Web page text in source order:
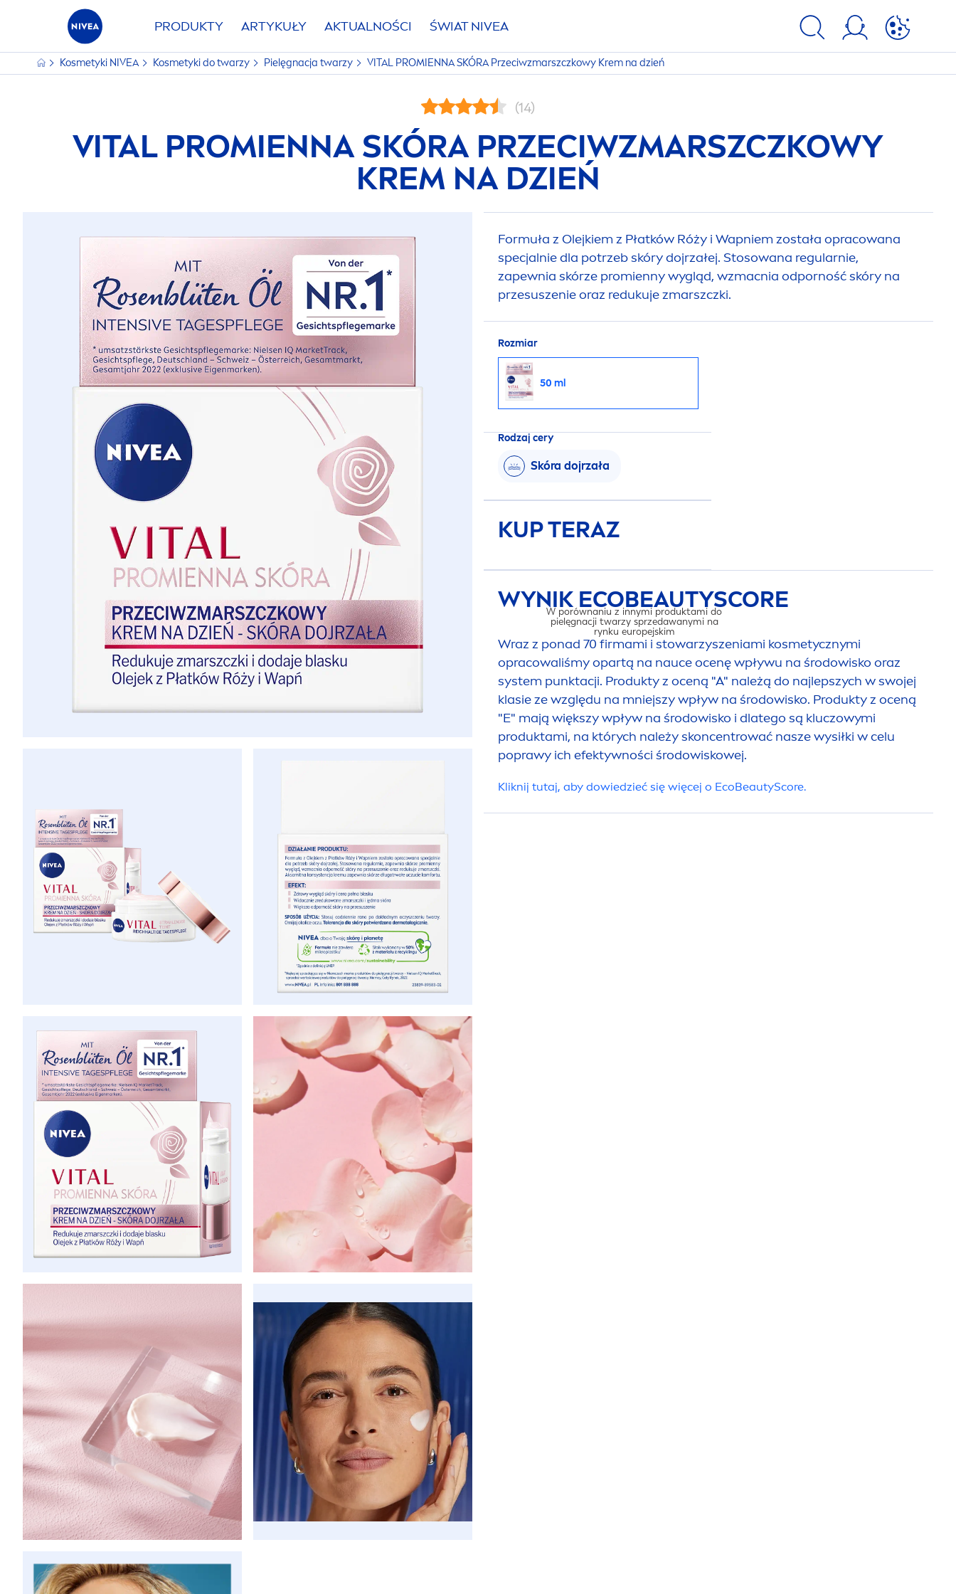
PRODUKTY ARTYKUŁY AKTUALNOŚCI ŚWIATNIVEA
Kosmetyki NIVEA Kosmetyki do twarzy Pielęgnacja twarzy VITAL PROMIENNA SKÓRA Przeciwzmarszczkowy Krem na dzień
(14)
VITALPROMIENNA SKÓRA PRZECIWZMARSZCZKOWY
KREM NA DZIEŃ
Formuła z Olejkiem z Płatków Róży i Wapniem została opracowana
specjalnie dla potrzeb skóry dojrzałej. Stosowana regularnie,
zapewnia skórze promienny wygląd, wzmacnia odporność skóry na
przesuszenie oraz redukuje zmarszczki.
Rozmiar
50 ml
Rodzaj cery
Skóra dojrzała
KUP TERAZ
WYNIK ECOBEAUTYSCORE
WPŁYW NA
W porównaniu z innymi produktami do
pielęgnacji twarzy sprzedawanymi na
rynku europejskim
Wraz z ponad 70 firmami i stowarzyszeniami kosmetycznymi
opracowaliśmy opartą na nauce ocenę wpływu na środowisko oraz
system punktacji. Produkty z oceną "A" należą do najlepszych w swojej
klasie ze względu na mniejszy wpływ na środowisko. Produkty z oceną
"E" mają większy wpływ na środowisko i dlatego są kluczowymi
produktami, na których należy skoncentrować nasze wysiłki w celu
poprawy ich efektywności środowiskowej.
Kliknij tutaj, aby dowiedzieć się więcej o EcoBeautyScore.